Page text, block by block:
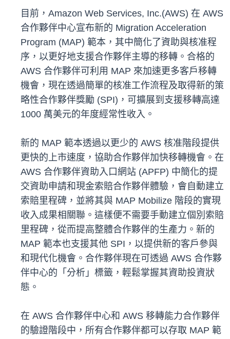
目前，Amazon Web Services, Inc.(AWS) 在 AWS
合作夥伴中心宣布新的 Migration Acceleration
Program (MAP) 範本，其中簡化了資助與核准程
序，以更好地支援合作夥伴主導的移轉。合格的
AWS 合作夥伴可利用 MAP 來加速更多客戶移轉
機會，現在透過簡單的核准工作流程及取得新的策
略性合作夥伴獎勵 (SPI)，可擴展到支援移轉高達
1000 萬美元的年度經常性收入。
新的 MAP 範本透過以更少的 AWS 核准階段提供
更快的上市速度，協助合作夥伴加快移轉機會。在
AWS 合作夥伴資助入口網站 (APFP) 中簡化的提
交資助申請和現金索賠合作夥伴體驗，會自動建立
索賠里程碑，並將其與 MAP Mobilize 階段的實現
收入成果相關聯。這樣便不需要手動建立個別索賠
里程碑，從而提高整體合作夥伴的生產力。新的
MAP 範本也支援其他 SPI，以提供新的客戶參與
和現代化機會。合作夥伴現在可透過 AWS 合作夥
伴中心的「分析」標籤，輕鬆掌握其資助投資狀
態。
在 AWS 合作夥伴中心和 AWS 移轉能力合作夥伴
的驗證階段中，所有合作夥伴都可以存取 MAP 範